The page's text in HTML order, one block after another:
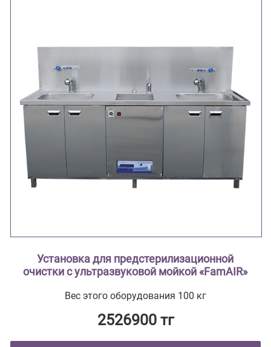
Установка для предстерилизационной
очистки с ультразвуковой мойкой «FamAIR»
Вес этого оборудования 100 кг
2526900 тг